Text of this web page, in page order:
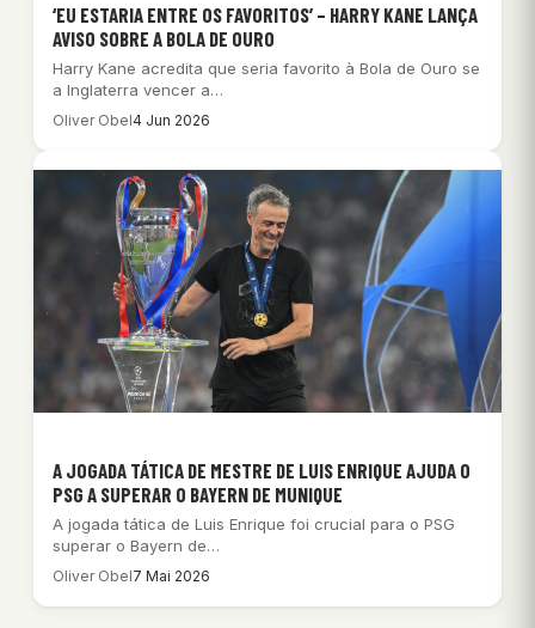
‘EU ESTARIA ENTRE OS FAVORITOS’ – HARRY KANE LANÇA
AVISO SOBRE A BOLA DE OURO
Harry Kane acredita que seria favorito à Bola de Ouro se
a Inglaterra vencer a…
Oliver Obel4 Jun 2026
A JOGADA TÁTICA DE MESTRE DE LUIS ENRIQUE AJUDA O
PSG A SUPERAR O BAYERN DE MUNIQUE
A jogada tática de Luis Enrique foi crucial para o PSG
superar o Bayern de…
Oliver Obel7 Mai 2026